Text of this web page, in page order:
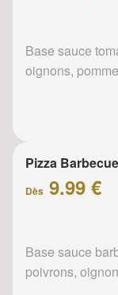
Base sauce
oignons,
Pizza Barbecue
Dès 9.99 €
Base sauce
poivrons,